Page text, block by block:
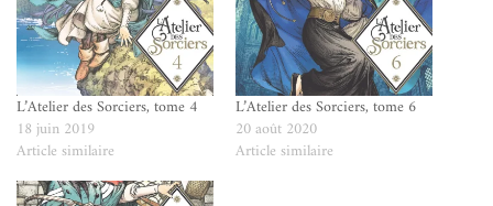
L’Atelier des Sorciers, tome 4
18 juin 2019
Article similaire
L’Atelier des Sorciers, tome 6
20 août 2020
Article similaire